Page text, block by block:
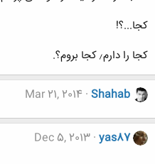
کجا...؟!
کجا را دارم٫ کجا بروم؟.
Shahab
Mar 21, 2014
yas87
Dec 5, 2013